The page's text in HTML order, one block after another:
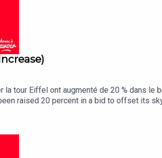
tour Eiffel ont augmenté de 20 % dans
raised 20 percent in a bid to offset its